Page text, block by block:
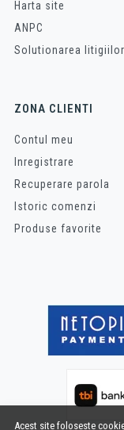
Acest site foloseste
Harta site
ANPC
Solutionarea litigiilor
ZONA CLIENTI
Contul meu
Inregistrare
Recuperare parola
Istoric comenzi
Produse favorite